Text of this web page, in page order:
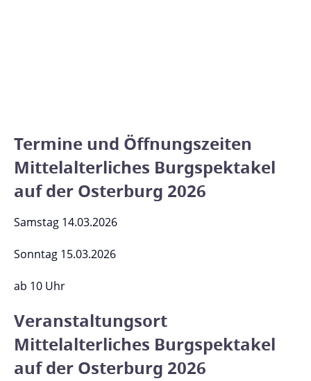
Termine und Öffnungszeiten
Mittelalterliches Burgspektakel
auf der Osterburg 2026
Samstag 14.03.2026
Sonntag 15.03.2026
ab 10 Uhr
Veranstaltungsort
Mittelalterliches Burgspektakel
auf der Osterburg 2026